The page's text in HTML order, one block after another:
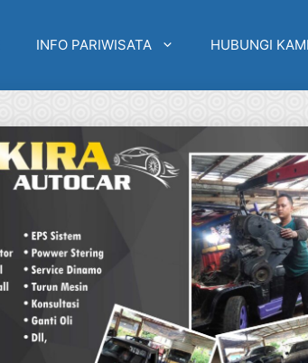
INFO PARIWISATA HUBUNGI KAMI